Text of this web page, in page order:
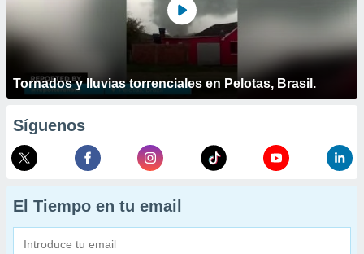
Tornados y lluvias torrenciales en Pelotas, Brasil.
Síguenos
El Tiempo en tu email